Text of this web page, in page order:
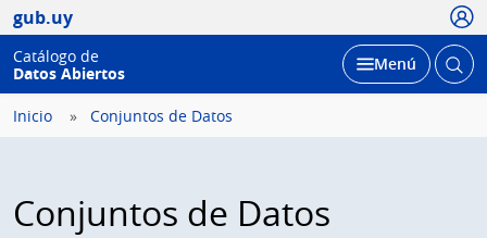
gub.uy
Catálogo de
Datos Abiertos
Desplegar
Menú Abrir
Inicio Conjuntos de Datos
Conjuntos de Datos